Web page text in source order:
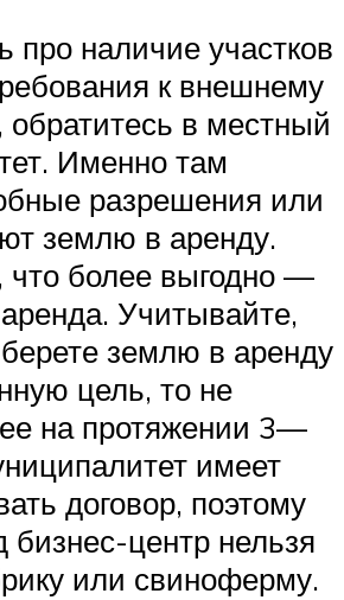
про наличие участков
к внешнему
обратитесь в местный
Именно там
разрешения или
землю в аренду.
что более выгодно —
Учитывайте,
землю в аренду
цель, то не
на протяжении 3—
имеет
договор, поэтому
бизнес-центр нельзя
или свиноферму.